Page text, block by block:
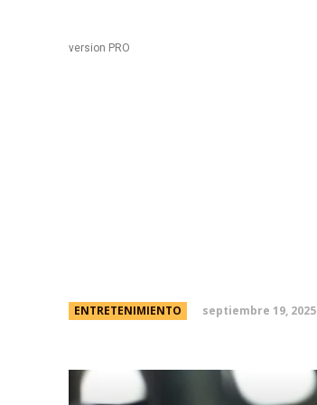
version PRO
ENTRETENIMIENTO septiembre 19, 2025